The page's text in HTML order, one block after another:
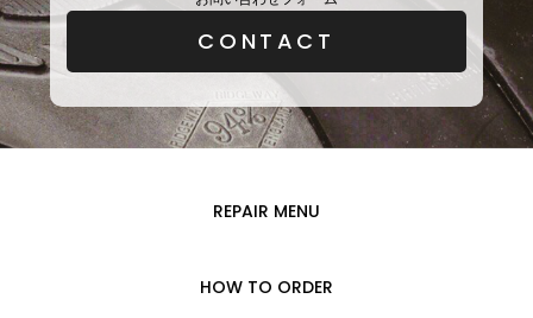
CONTACT
REPAIR MENU
HOW TO ORDER